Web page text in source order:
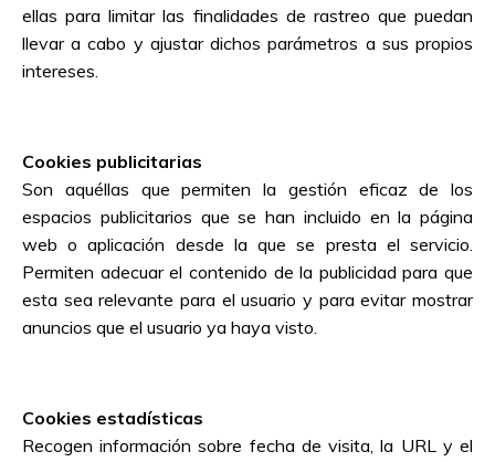
ellas para limitar las finalidades de rastreo que puedan
llevar a cabo y ajustar dichos parámetros a sus propios
intereses.
Cookies publicitarias
Son aquéllas que permiten la gestión eficaz de los
espacios publicitarios que se han incluido en la página
web o aplicación desde la que se presta el servicio.
Permiten adecuar el contenido de la publicidad para que
esta sea relevante para el usuario y para evitar mostrar
anuncios que el usuario ya haya visto.
Cookies estadísticas
Recogen información sobre fecha de visita, la URL y el